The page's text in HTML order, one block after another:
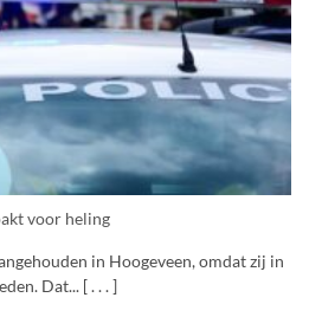
voor heling
in Hoogeveen, omdat zij in
Dat... [ . . . ]